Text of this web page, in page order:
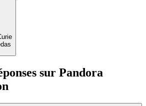
sur Pandora